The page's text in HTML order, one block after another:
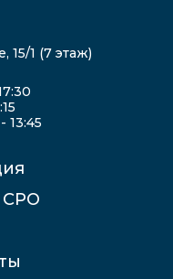
15/1 (7 этаж)
13:45
СРО